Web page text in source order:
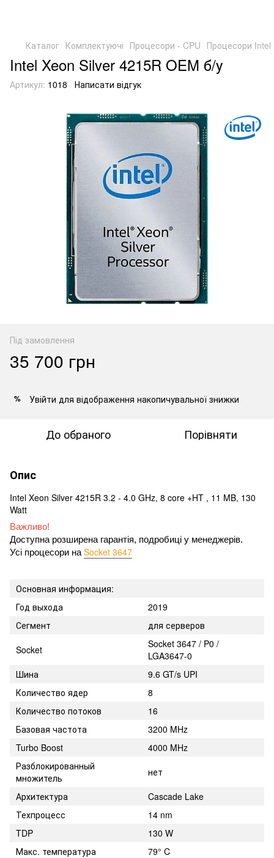
Каталог Комплектуючі Процесори - CPU Процесори Intel
Intel Xeon Silver 4215R OEM б/у
Артикул: 1018 Написати відгук
Під замовлення
35 700 грн
% Увійти для відображення накопичувальної знижки
До обраного Порівняти
Опис
Intel Xeon Silver 4215R 3.2 - 4.0 GHz, 8 core +HT , 11 MB, 130
Watt
Важливо!
Доступна розширена гарантія, подробиці у менеджерів.
Усі процесори на Socket 3647
Основная информация:
Год выхода
2019
Сегмент
для серверов
Socket
Socket 3647 / P0 /
LGA3647-0
Шина
9.6 GT/s UPI
Количество ядер
8
Количество потоков
16
Базовая частота
3200 MHz
Turbo Boost
4000 MHz
Разблокированный
множитель
нет
Архитектура
Cascade Lake
Техпроцесс
14 nm
TDP
130 W
Макс. температура
79° C